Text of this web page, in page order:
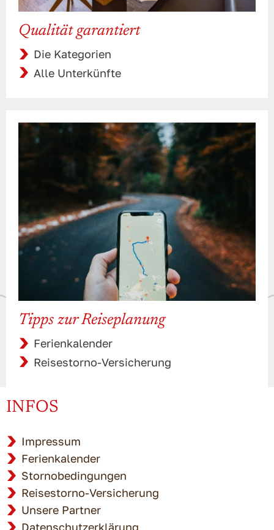
Qualität garantiert
Die Kategorien
Alle Unterkünfte
Tipps zur Reiseplanung
Ferienkalender
Reisestorno-Versicherung
INFOS
Impressum
Ferienkalender
Stornobedingungen
Reisestorno-Versicherung
Unsere Partner
Datenschutzerklärung